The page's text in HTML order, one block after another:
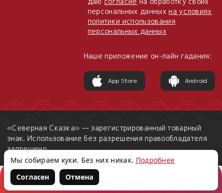
Корзина Войти
персональных данныхна условиях
политики использования
персональных данных
Наше приложение он-лайн гадания:
App Store Android
«Северная Сказка» — зарегистрированный товарный
знак. Использование без разрешения правообладателя
запрещено.
Мы собираем куки. Без них никак. Подробнее
Согласен
Отмена